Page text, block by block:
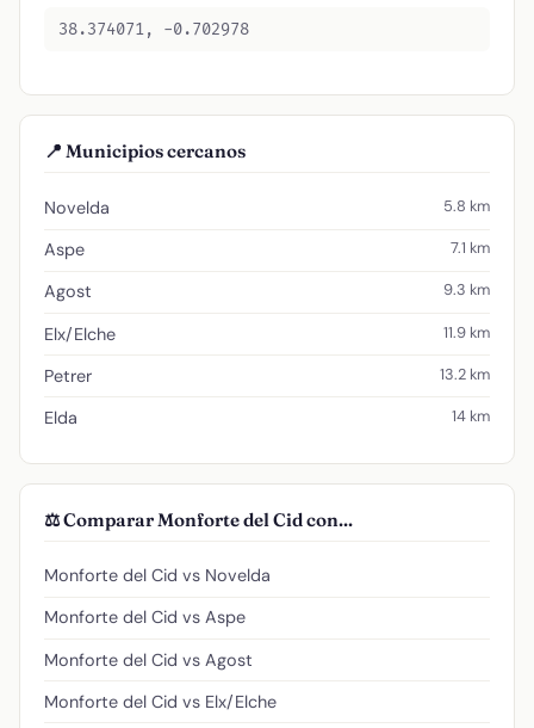
38.374071, -0.702978
📍 Municipios cercanos
Novelda 5.8 km
Aspe 7.1 km
Agost 9.3 km
Elx/Elche 11.9 km
Petrer 13.2 km
Elda 14 km
⚖️ Comparar Monforte del Cid con...
Monforte del Cid vs Novelda
Monforte del Cid vs Aspe
Monforte del Cid vs Agost
Monforte del Cid vs Elx/Elche